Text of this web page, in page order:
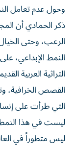
وحول عدم تعامل
ذكر الحمادي أن
الرعب، وحتى
النمط الإبداعي،
التراثية العربية
القصص الخرافية،
التي طرأت على
ليست في هذا النمط
ليس متطوراً في